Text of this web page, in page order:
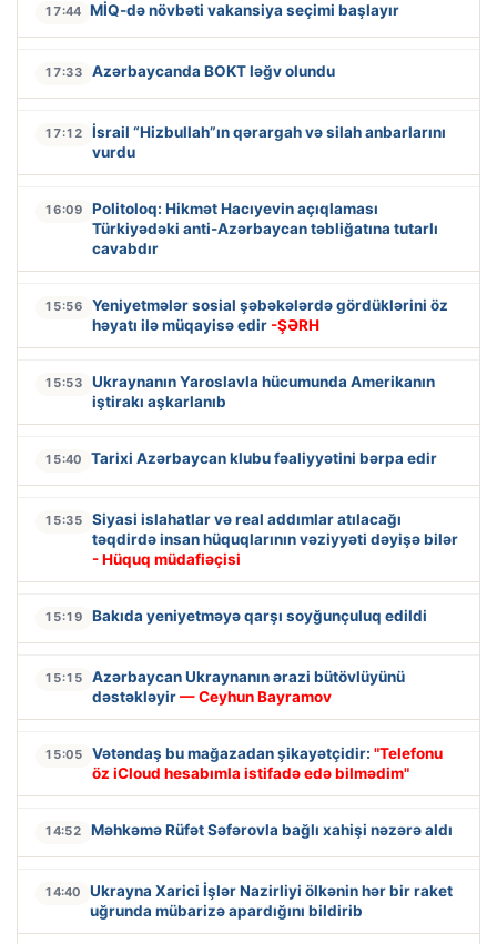
17:44 MİQ-də növbəti vakansiya seçimi başlayır
17:33 Azərbaycanda BOKT ləğv olundu
17:12
İsrail “Hizbullah”ın qərargah və silah anbarlarını
vurdu
16:09
Politoloq: Hikmət Hacıyevin açıqlaması
Türkiyədəki anti-Azərbaycan təbliğatına tutarlı
cavabdır
15:56
Yeniyetmələr sosial şəbəkələrdə gördüklərini öz
həyatı ilə müqayisə edir -ŞƏRH
15:53
Ukraynanın Yaroslavla hücumunda Amerikanın
iştirakı aşkarlanıb
15:40 Tarixi Azərbaycan klubu fəaliyyətini bərpa edir
15:35
Siyasi islahatlar və real addımlar atılacağı
təqdirdə insan hüquqlarının vəziyyəti dəyişə bilər
- Hüquq müdafiəçisi
15:19 Bakıda yeniyetməyə qarşı soyğunçuluq edildi
15:15
Azərbaycan Ukraynanın ərazi bütövlüyünü
dəstəkləyir— Ceyhun Bayramov
15:05 Vətəndaş bu mağazadan şikayətçidir: "Telefonu
öz iCloud hesabımla istifadə edə bilmədim"
14:52 Məhkəmə Rüfət Səfərovla bağlı xahişi nəzərə aldı
14:40
Ukrayna Xarici İşlər Nazirliyi ölkənin hər bir raket
uğrunda mübarizə apardığını bildirib